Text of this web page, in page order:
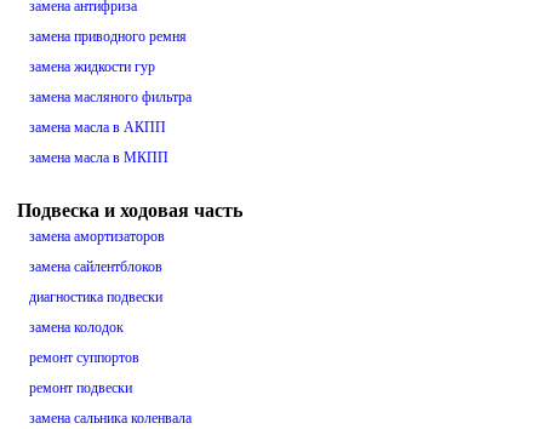
замена антифриза
замена приводного ремня
замена жидкости гур
замена масляного фильтра
замена масла в АКПП
замена масла в МКПП
Подвеска и ходовая часть
замена амортизаторов
замена сайлентблоков
диагностика подвески
замена колодок
ремонт суппортов
ремонт подвески
замена сальника коленвала